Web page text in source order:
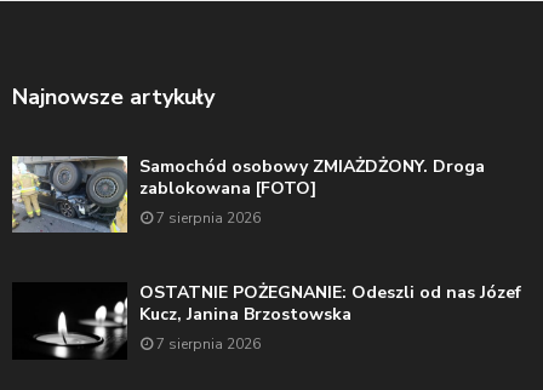
Najnowsze artykuły
Samochód osobowy ZMIAŻDŻONY. Droga
zablokowana [FOTO]
7 sierpnia 2026
OSTATNIE POŻEGNANIE: Odeszli od nas Józef
Kucz, Janina Brzostowska
7 sierpnia 2026